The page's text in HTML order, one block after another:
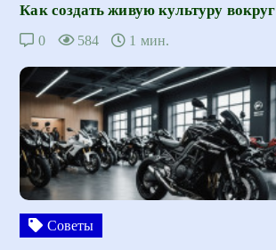
Как создать живую культуру вокруг
0 584 1 мин.
Советы